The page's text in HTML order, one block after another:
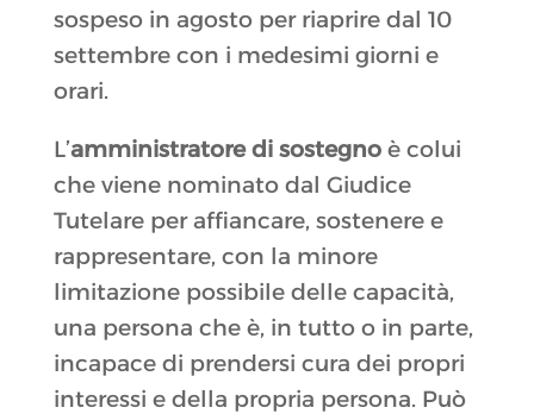
sospeso in agosto per riaprire dal 10
settembre con i medesimi giorni e
orari.
L’amministratore di sostegnoè colui
che viene nominato dal Giudice
Tutelare per affiancare, sostenere e
rappresentare, con la minore
limitazione possibile delle capacità,
una persona che è, in tutto o in parte,
incapace di prendersi cura dei propri
interessi e della propria persona. Può